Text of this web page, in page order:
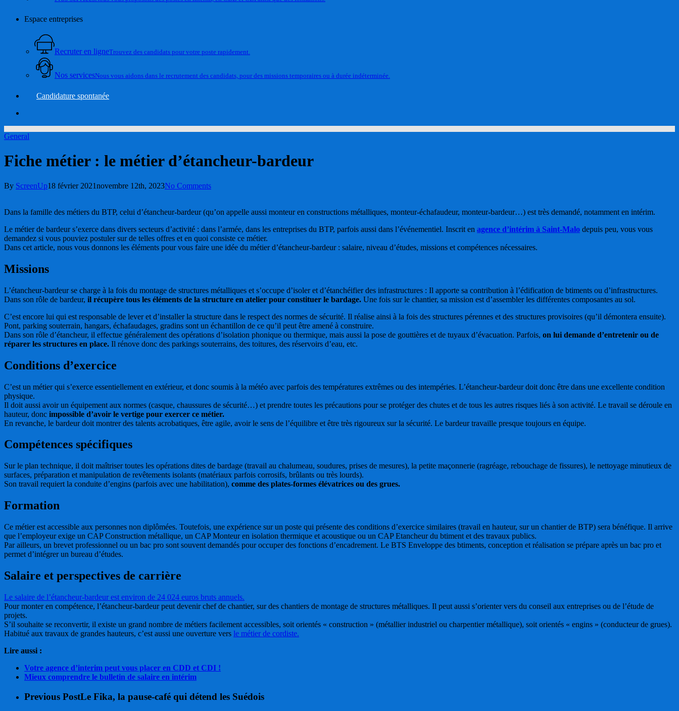
Espace entreprises
Recruter en ligneTrouvez des candidats pour votre poste rapidement.
Nos servicesNous vous aidons dans le recrutement des candidats, pour des missions temporaires ou à durée indéterminée.
Candidature spontanée
General
Fiche métier : le métier d’étancheur-bardeur
By ScreenUp18 février 2021novembre 12th, 2023No Comments
Dans la famille des métiers du BTP, celui d’étancheur-bardeur (qu’on appelle aussi monteur en constructions métalliques, monteur-échafaudeur, monteur-bardeur…) est très demandé, notamment en intérim.
Le métier de bardeur s’exerce dans divers secteurs d’activité : dans l’armée, dans les entreprises du BTP, parfois aussi dans l’événementiel. Inscrit en agence d’intérim à Saint-Malo depuis peu, vous vous
demandez si vous pouviez postuler sur de telles offres et en quoi consiste ce métier.
Dans cet article, nous vous donnons les éléments pour vous faire une idée du métier d’étancheur-bardeur : salaire, niveau d’études, missions et compétences nécessaires.
Missions
L’étancheur-bardeur se charge à la fois du montage de structures métalliques et s’occupe d’isoler et d’étanchéifier des infrastructures : Il apporte sa contribution à l’édification de btiments ou d’infrastructures.
Dans son rôle de bardeur, il récupère tous les éléments de la structure en atelier pour constituer le bardage. Une fois sur le chantier, sa mission est d’assembler les différentes composantes au sol.
C’est encore lui qui est responsable de lever et d’installer la structure dans le respect des normes de sécurité. Il réalise ainsi à la fois des structures pérennes et des structures provisoires (qu’il démontera ensuite).
Pont, parking souterrain, hangars, échafaudages, gradins sont un échantillon de ce qu’il peut être amené à construire.
Dans son rôle d’étancheur, il effectue généralement des opérations d’isolation phonique ou thermique, mais aussi la pose de gouttières et de tuyaux d’évacuation. Parfois, on lui demande d’entretenir ou de
réparer les structures en place. Il rénove donc des parkings souterrains, des toitures, des réservoirs d’eau, etc.
Conditions d’exercice
C’est un métier qui s’exerce essentiellement en extérieur, et donc soumis à la météo avec parfois des températures extrêmes ou des intempéries. L’étancheur-bardeur doit donc être dans une excellente condition
physique.
Il doit aussi avoir un équipement aux normes (casque, chaussures de sécurité…) et prendre toutes les précautions pour se protéger des chutes et de tous les autres risques liés à son activité. Le travail se déroule en
hauteur, donc impossible d’avoir le vertige pour exercer ce métier.
En revanche, le bardeur doit montrer des talents acrobatiques, être agile, avoir le sens de l’équilibre et être très rigoureux sur la sécurité. Le bardeur travaille presque toujours en équipe.
Compétences spécifiques
Sur le plan technique, il doit maîtriser toutes les opérations dites de bardage (travail au chalumeau, soudures, prises de mesures), la petite maçonnerie (ragréage, rebouchage de fissures), le nettoyage minutieux de
surfaces, préparation et manipulation de revêtements isolants (matériaux parfois corrosifs, brûlants ou très lourds).
Son travail requiert la conduite d’engins (parfois avec une habilitation), comme des plates-formes élévatrices ou des grues.
Formation
Ce métier est accessible aux personnes non diplômées. Toutefois, une expérience sur un poste qui présente des conditions d’exercice similaires (travail en hauteur, sur un chantier de BTP) sera bénéfique. Il arrive
que l’employeur exige un CAP Construction métallique, un CAP Monteur en isolation thermique et acoustique ou un CAP Etancheur du btiment et des travaux publics.
Par ailleurs, un brevet professionnel ou un bac pro sont souvent demandés pour occuper des fonctions d’encadrement. Le BTS Enveloppe des btiments, conception et réalisation se prépare après un bac pro et
permet d’intégrer un bureau d’études.
Salaire et perspectives de carrière
Le salaire de l’étancheur-bardeur est environ de 24 024 euros bruts annuels.
Pour monter en compétence, l’étancheur-bardeur peut devenir chef de chantier, sur des chantiers de montage de structures métalliques. Il peut aussi s’orienter vers du conseil aux entreprises ou de l’étude de
projets.
S’il souhaite se reconvertir, il existe un grand nombre de métiers facilement accessibles, soit orientés « construction » (métallier industriel ou charpentier métallique), soit orientés « engins » (conducteur de grues).
Habitué aux travaux de grandes hauteurs, c’est aussi une ouverture vers le métier de cordiste.
Lire aussi :
Votre agence d’interim peut vous placer en CDD et CDI !
Mieux comprendre le bulletin de salaire en intérim
Previous PostLe Fika, la pause-café qui détend les Suédois